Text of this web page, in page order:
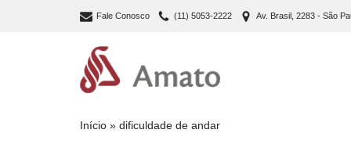
Fale Conosco (11) 5053-2222 Av. Brasil, 2283 - São
Início » dificuldade de andar